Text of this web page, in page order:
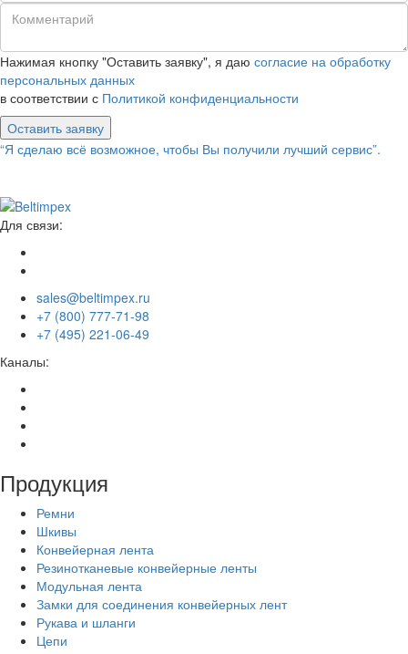
Нажимая кнопку "Оставить заявку", я даю согласие на обработку
персональных данных
в соответствии с Политикой конфиденциальности
Оставить заявку
“Я сделаю всё возможное, чтобы Вы получили лучший сервис”.
Для связи:
sales@beltimpex.ru
+7 (800) 777-71-98
+7 (495) 221-06-49
Каналы:
Продукция
Ремни
Шкивы
Конвейерная лента
Резинотканевые конвейерные ленты
Модульная лента
Замки для соединения конвейерных лент
Рукава и шланги
Цепи